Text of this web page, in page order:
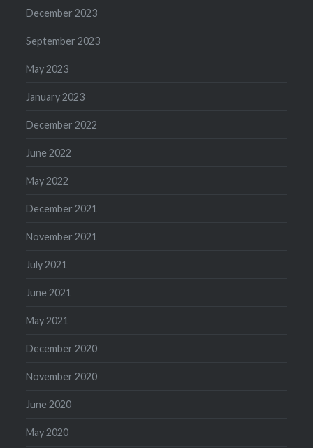
December 2023
September 2023
May 2023
January 2023
December 2022
June 2022
May 2022
December 2021
November 2021
July 2021
June 2021
May 2021
December 2020
November 2020
June 2020
May 2020